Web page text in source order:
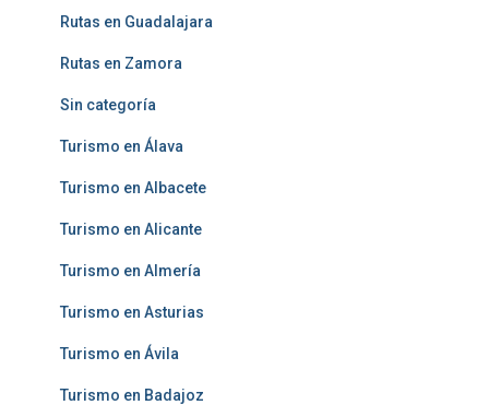
Rutas en Guadalajara
Rutas en Zamora
Sin categoría
Turismo en Álava
Turismo en Albacete
Turismo en Alicante
Turismo en Almería
Turismo en Asturias
Turismo en Ávila
Turismo en Badajoz